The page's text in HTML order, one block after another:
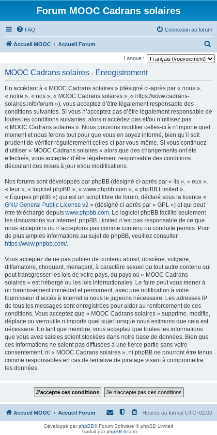
Forum MOOC Cadrans solaires
FAQ Connexion au forum
Accueil MOOC Accueil Forum
e
Langue :
MOOC Cadrans solaires - Enregistrement
En accédant à « MOOC Cadrans solaires » (désigné ci-après par « nous »,
« notre », « nos », « MOOC Cadrans solaires », « https://www.cadrans-
solaires.info/forum »), vous acceptez d’être légalement responsable des
conditions suivantes. Si vous n’acceptez pas d’être légalement responsable de
toutes les conditions suivantes, alors n’accédez pas et/ou n’utilisez pas
« MOOC Cadrans solaires ». Nous pouvons modifier celles-ci à n’importe quel
moment et nous ferons tout pour que vous en soyez informé, bien qu’il soit
prudent de vérifier régulièrement celles-ci par vous-même. Si vous continuez
d’utiliser « MOOC Cadrans solaires » alors que des changements ont été
effectués, vous acceptez d’être légalement responsable des conditions
découlant des mises à jour et/ou modifications.
Nos forums sont développés par phpBB (désigné ci-après par « ils », « eux »,
« leur », « logiciel phpBB », « www.phpbb.com », « phpBB Limited »,
« Équipes phpBB ») qui est un script libre de forum, déclaré sous la licence «
GNU General Public License v2 » (désigné ci-après par « GPL ») et qui peut
être téléchargé depuis www.phpbb.com. Le logiciel phpBB facilite seulement
les discussions sur Internet. phpBB Limited n’est pas responsable de ce que
nous acceptons ou n’acceptons pas comme contenu ou conduite permis. Pour
de plus amples informations au sujet de phpBB, veuillez consulter :
https://www.phpbb.com/.
Vous acceptez de ne pas publier de contenu abusif, obscène, vulgaire,
diffamatoire, choquant, menaçant, à caractère sexuel ou tout autre contenu qui
peut transgresser les lois de votre pays, du pays où « MOOC Cadrans
solaires » est hébergé ou les lois internationales. Le faire peut vous mener à
un bannissement immédiat et permanent, avec une notification à votre
fournisseur d’accès à Internet si nous le jugeons nécessaire. Les adresses IP
de tous les messages sont enregistrées pour aider au renforcement de ces
conditions. Vous acceptez que « MOOC Cadrans solaires » supprime, modifie,
déplace ou verrouille n’importe quel sujet lorsque nous estimons que cela est
nécessaire. En tant que membre, vous acceptez que toutes les informations
que vous avez saisies soient stockées dans notre base de données. Bien que
ces informations ne soient pas diffusées à une tierce partie sans votre
consentement, ni « MOOC Cadrans solaires », ni phpBB ne pourront être tenus
comme responsables en cas de tentative de piratage visant à compromettre
les données.
Accueil MOOC Accueil Forum Heures au format UTC+02:00
Développé parphpBB® Forum Software © phpBB Limited
Traduit parphpBB-fr.com